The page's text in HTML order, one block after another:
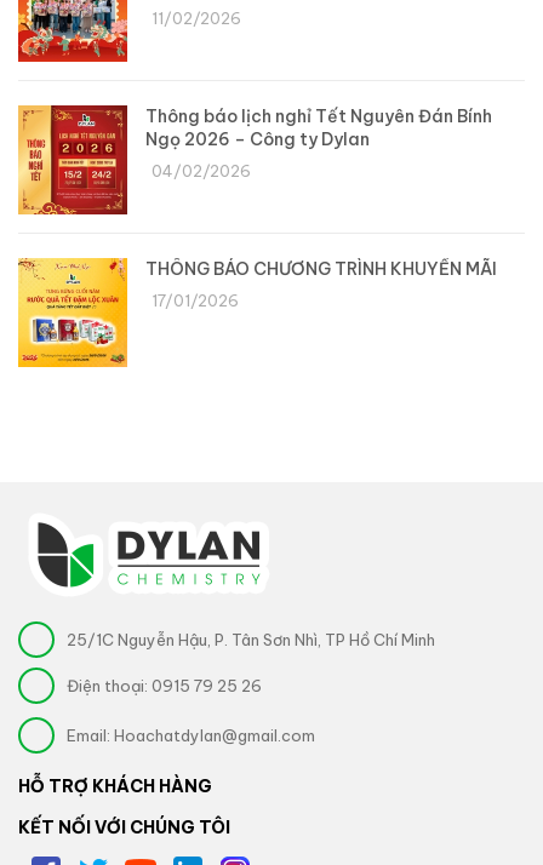
11/02/2026
Thông báo lịch nghỉ Tết Nguyên Đán Bính
Ngọ 2026 – Công ty Dylan
04/02/2026
THÔNG BÁO CHƯƠNG TRÌNH KHUYẾN MÃI
17/01/2026
25/1C Nguyễn Hậu, P. Tân Sơn Nhì, TP Hồ Chí Minh
Điện thoại: 0915 79 25 26
Email: Hoachatdylan@gmail.com
HỖ TRỢ KHÁCH HÀNG
KẾT NỐI VỚI CHÚNG TÔI